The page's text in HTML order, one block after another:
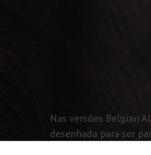
Nas versões Belgian
desenhada para ser